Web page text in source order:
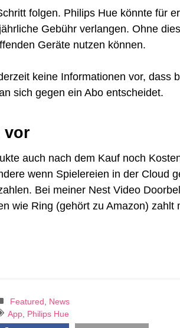
folgen. Philips Hue könnte für
Gebühr verlangen. Ohne
Geräte nutzen können.
keine Informationen vor, dass
sich gegen ein Abo entscheidet.
vor
auch nach dem Kauf noch
wenn Spielereien in der Cloud
Bei meiner Nest Video
wie Ring (gehört zu Amazon) zahlt
Featured
News
App, Philips Hue